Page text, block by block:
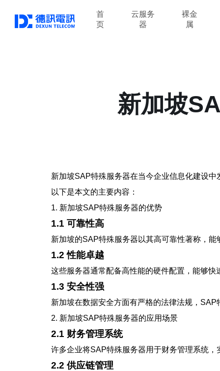
首
页
云服务
器
裸金
属
新加坡
新加坡SAP特殊服务器在当今企业信息化建设
以下是本文的主要内容：
1. 新加坡SAP特殊服务器的优势
1.1 可靠性高
新加坡的SAP特殊服务器以其高可靠性著称，
1.2 性能卓越
这些服务器通常配备高性能的硬件配置，能够
1.3 安全性强
新加坡在数据安全方面有严格的法律法规，
2. 新加坡SAP特殊服务器的应用场景
2.1 财务管理系统
许多企业将SAP特殊服务器用于财务管理系统
2.2 供应链管理